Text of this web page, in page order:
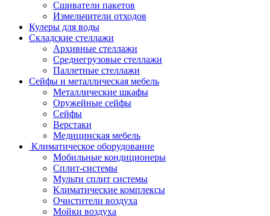
Сшиватели пакетов
Измельчители отходов
Кулеры для воды
Складские стеллажи
Архивные стеллажи
Среднегрузовые стеллажи
Паллетные стеллажи
Сейфы и металлическая мебель
Металлические шкафы
Оружейные сейфы
Сейфы
Верстаки
Медицинская мебель
Климатическое оборудование
Мобильные кондиционеры
Сплит-системы
Мульти сплит системы
Климатические комплексы
Очистители воздуха
Мойки воздуха